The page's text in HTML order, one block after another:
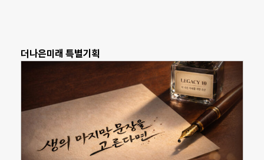
더나은미래 특별기획